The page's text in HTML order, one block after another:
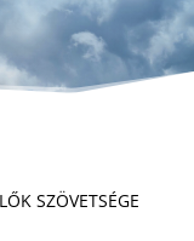
SZÖVETSÉGE